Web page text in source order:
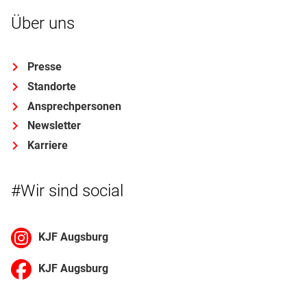
Über uns
Presse
Standorte
Ansprechpersonen
Newsletter
Karriere
#Wir sind social
KJF Augsburg
KJF Augsburg